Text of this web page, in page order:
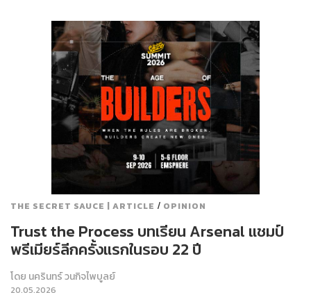
THE SECRET SAUCE | ARTICLE / OPINION
Trust the Process บทเรียน Arsenal แชมป์
พรีเมียร์ลีกครั้งแรกในรอบ 22 ปี
โดย นครินทร์ วนกิจไพบูลย์
20.05.2026